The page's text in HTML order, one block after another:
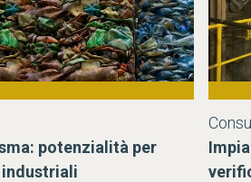
potenzialità per